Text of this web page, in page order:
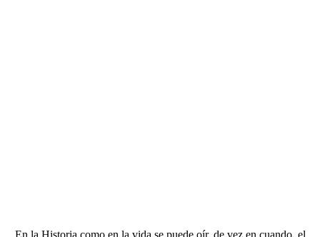
En la Historia como en la vida se puede oír, de vez en cuando, el